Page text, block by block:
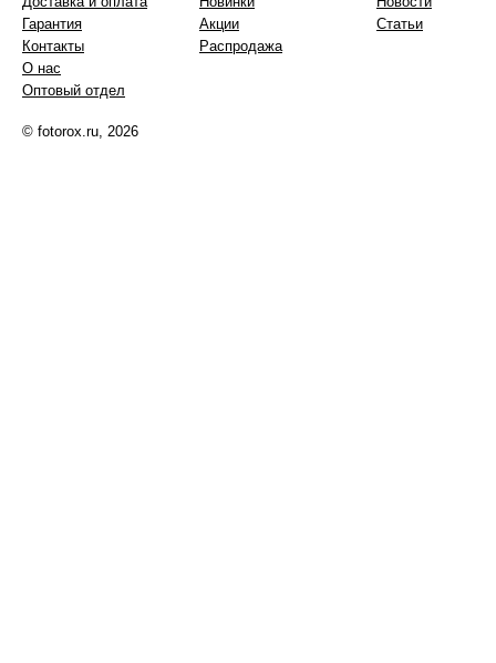
Гарантия
Контакты
О нас
Оптовый отдел
Акции
Распродажа
Статьи
© fotorox.ru, 2026